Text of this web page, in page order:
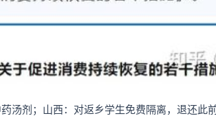
汤剂；山西：对返乡学生免费隔离，退还